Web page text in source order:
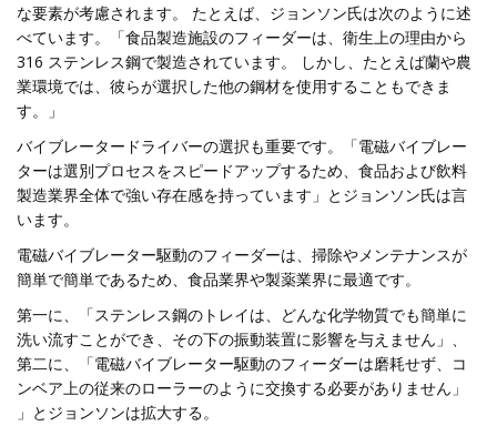
な要素が考慮されます。 たとえば、ジョンソン氏は次のように述
べています。「食品製造施設のフィーダーは、衛生上の理由から
316 ステンレス鋼で製造されています。 しかし、たとえば蘭や農
業環境では、彼らが選択した他の鋼材を使用することもできま
す。」
バイブレータードライバーの選択も重要です。「電磁バイブレー
ターは選別プロセスをスピードアップするため、食品および飲料
製造業界全体で強い存在感を持っています」とジョンソン氏は言
います。
電磁バイブレーター駆動のフィーダーは、掃除やメンテナンスが
簡単で簡単であるため、食品業界や製薬業界に最適です。
第一に、「ステンレス鋼のトレイは、どんな化学物質でも簡単に
洗い流すことができ、その下の振動装置に影響を与えません」、
第二に、「電磁バイブレーター駆動のフィーダーは磨耗せず、コ
ンベア上の従来のローラーのように交換する必要がありません」
」とジョンソンは拡大する。